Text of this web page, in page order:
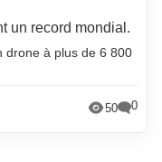
un record mondial.
drone à plus de 6 800
50 0